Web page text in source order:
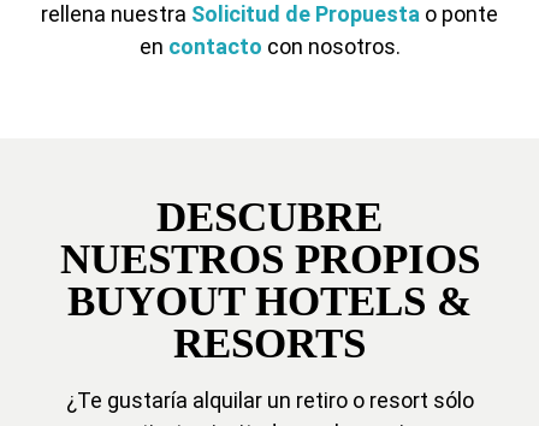
rellena nuestra Solicitud de Propuesta o ponte
en contacto con nosotros.
DESCUBRE
NUESTROS PROPIOS
BUYOUT HOTELS &
RESORTS
¿Te gustaría alquilar un retiro o resort sólo